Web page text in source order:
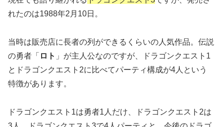
れたのは1988年2月10日。
当時は販売店に長者の列ができるくらいの人気作品。伝説
の勇者「 ロト 」が主人公なのですが、ドラゴンクエスト1
とドラゴンクエスト2に比べてパーティ構成が4人という
特徴があります。
ドラゴンクエスト1は勇者1人だけ、ドラゴンクエスト2は